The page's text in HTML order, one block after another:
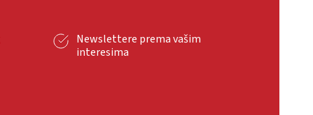
Newslettere prema vašim
interesima